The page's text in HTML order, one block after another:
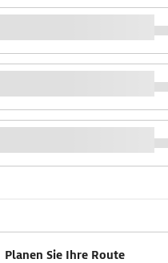
Planen Sie Ihre Route